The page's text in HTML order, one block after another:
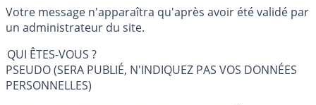
Votre message n'apparaîtra qu'après avoir été validé par
un administrateur du site.
QUI ÊTES-VOUS ?
PSEUDO (SERA PUBLIÉ, N'INDIQUEZ PAS VOS DONNÉES
PERSONNELLES)